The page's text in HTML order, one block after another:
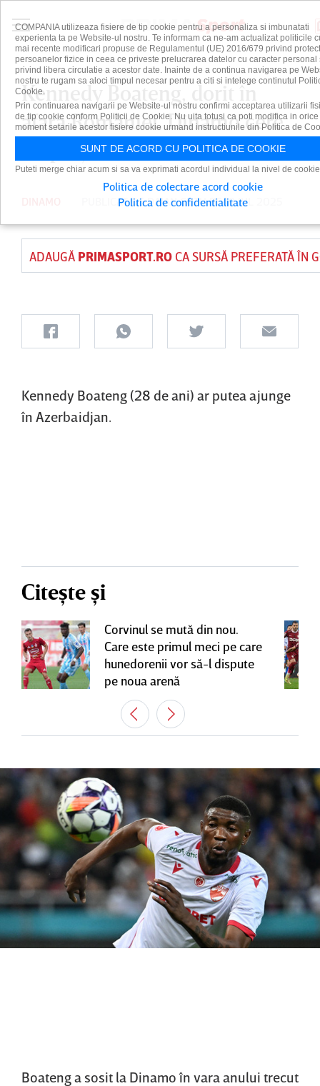
Kennedy Boateng, dorit în
afara României. Dinamo cere
un preţ mare
PUBLICAT DEDAIAN CUTUPE 19 IUL 2025
ADAUGĂ PRIMASPORT.ROCA SURSĂ PREFERATĂ ÎN
Kennedy Boateng (28 de ani) ar putea ajunge
în Azerbaidjan.
Citește și
Corvinul se mută din nou.
Care este primul meci pe care
hunedorenii vor să-l dispute
pe noua arenă
Boateng a sosit la Dinamo în vara anului trecut
COMPANIA utilizeaza fisiere de tip cookie pentru a personaliza si imbunatati
experienta ta pe Website-ul nostru. Te informam ca ne-am actualizat politicile
mai recente modificari propuse de Regulamentul (UE) 2016/679 privind
persoanelor fizice in ceea ce priveste prelucrarea datelor cu caracter personal
privind libera circulatie a acestor date. Inainte de a continua navigarea pe
nostru te rugam sa aloci timpul necesar pentru a citi si intelege continutul
Cookie.
Prin continuarea navigarii pe Website-ul nostru confirmi acceptarea utilizarii
de tip cookie conform Politicii de Cookie. Nu uita totusi ca poti modifica in orice
moment setarile acestor fisiere cookie urmand instructiunile din Politica de
SUNT DE ACORD CU POLITICA DE COOKIE
Puteti merge chiar acum si sa va exprimati acordul individual la nivel de
Politica de colectare acord cookie
Politica de confidentialitate